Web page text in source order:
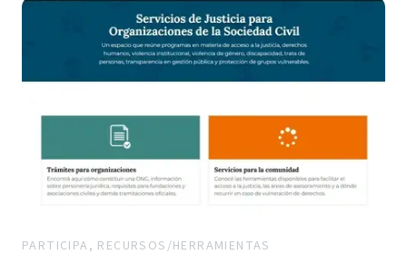
PARTICIPA, RECURSOS/HERRAMIENTAS